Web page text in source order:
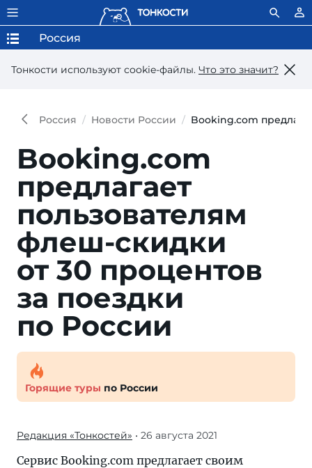
Тонкости используют сookie-файлы. Что это значит?
Россия
Россия Новости России Booking.com
Booking.com
предлагает
пользователям
флеш-скидки
от 30 процентов
за поездки
по России
Горящие туры по России
Редакция «Тонкостей» • 26 августа 2021
Сервис Booking.com предлагает своим